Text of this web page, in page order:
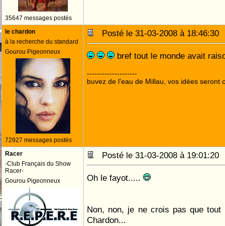
35647 messages postés
le chardon
à la recherche du standard
Gourou Pigeonneux
72927 messages postés
Posté le 31-03-2008 à
bref tout le monde avait
--------------------
buvez de l'eau de Millau, vos idées seront
Racer
-Club Français du Show
Racer-
Gourou Pigeonneux
Posté le 31-03-2008 à
Oh le fayot.....
Non, non, je ne crois pas que tout
Chardon...